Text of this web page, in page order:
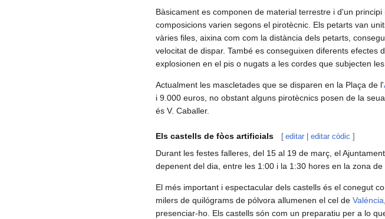
Bàsicament es componen de material terrestre i d'un
composicions varien segons el pirotècnic. Els petarts van
vàries files, aixina com com la distància dels petarts,
velocitat de dispar. També es conseguixen diferents efectes
explosionen en el pis o nugats a les cordes que subjecten les
Actualment les mascletades que se disparen en la Plaça de l'
i 9.000 euros, no obstant alguns pirotècnics posen de la
és V. Caballer.
Els castells de fòcs artificials [ editar |editar còdic ]
Durant les festes falleres, del 15 al 19 de març, el
depenent del dia, entre les 1:00 i la 1:30 hores en la zona
El més important i espectacular dels castells és el conegut
milers de quilógrams de pólvora allumenen el cel de Valéncia
presenciar-ho. Els castells són com un preparatiu per a lo